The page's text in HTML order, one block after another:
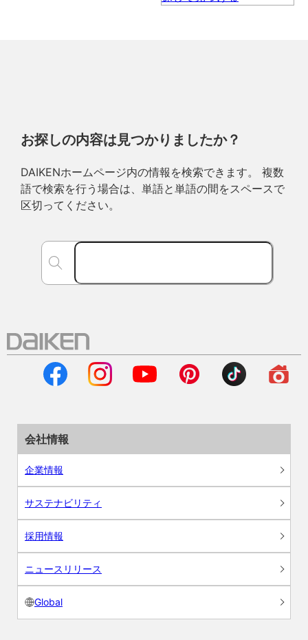
お探しの内容は見つかりましたか？
DAIKENホームページ内の情報を検索できます。 複数
語で検索を行う場合は、単語と単語の間をスペースで
区切ってください。
会社情報
企業情報
サステナビリティ
採用情報
ニュースリリース
Global